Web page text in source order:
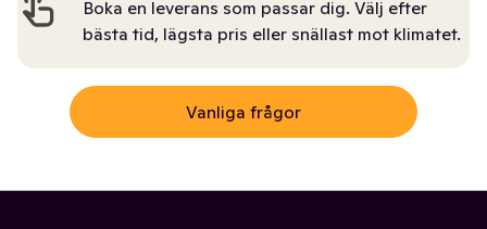
Boka en leverans som passar dig. Välj efter
bästa tid, lägsta pris eller snällast mot klimatet.
Vanliga frågor